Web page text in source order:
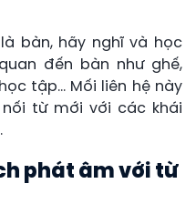
bàn, hãy nghĩ và học
đến bàn như ghế,
tập… Mối liên hệ này
từ mới với các khái
phát âm với từ